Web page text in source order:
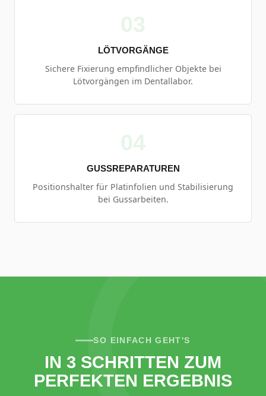
LÖTVORGÄNGE
Sichere Fixierung empfindlicher Objekte bei
Lötvorgängen im Dentallabor.
GUSSREPARATUREN
Positionshalter für Platinfolien und Stabilisierung
bei Gussarbeiten.
SO EINFACH GEHT'S
IN 3 SCHRITTEN ZUM
PERFEKTEN ERGEBNIS